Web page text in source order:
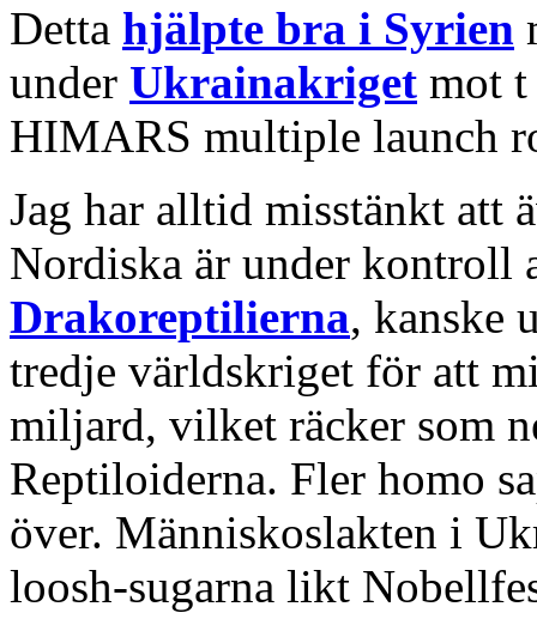
Detta hjälpte bra i Syrien
under Ukrainakriget mot t
HIMARS multiple launch
Jag har alltid misstänkt att
Nordiska är under kontroll
Drakoreptilierna, kanske
tredje världskriget för att
miljard, vilket räcker som
Reptiloiderna. Fler homo
över. Människoslakten i
loosh-sugarna likt